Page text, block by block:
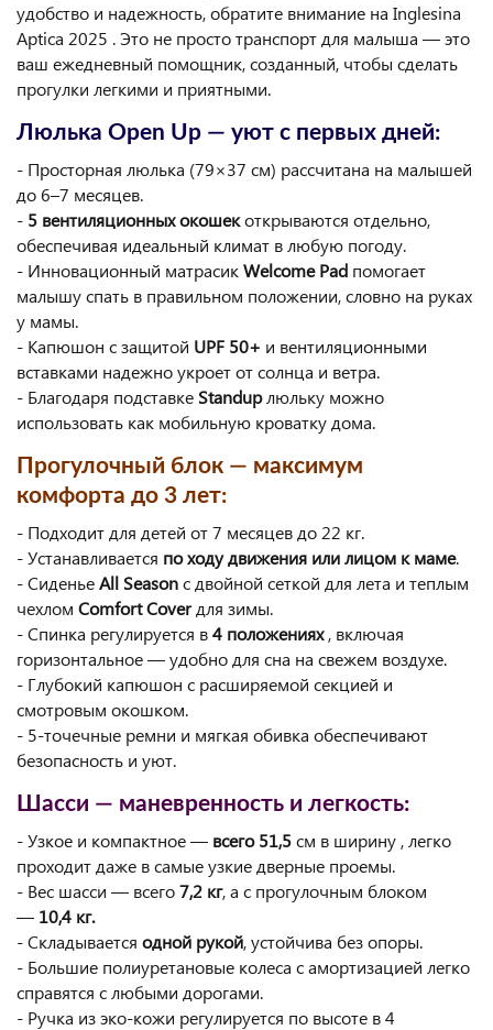
удобство и надежность, обратите внимание на Inglesina
Aptica 2025 . Это не просто транспорт для малыша — это
ваш ежедневный помощник, созданный, чтобы сделать
прогулки легкими и приятными.
Люлька Open Up — уют с первых дней:
- Просторная люлька (79×37 см) рассчитана на малышей
до 6–7 месяцев.
- 5 вентиляционных окошекоткрываются отдельно,
обеспечивая идеальный климат в любую погоду.
- Инновационный матрасикWelcome Pad помогает
малышу спать в правильном положении, словно на руках
у мамы.
- Капюшон с защитой UPF 50+ и вентиляционными
вставками надежно укроет от солнца и ветра.
- Благодаря подставке Standupлюльку можно
использовать как мобильную кроватку дома.
Прогулочный блок — максимум
комфорта до 3 лет:
- Подходит для детей от 7 месяцев до 22 кг.
- Устанавливается по ходу движения или лицом к маме.
- СиденьеAll Seasonс двойной сеткой для лета и теплым
чехлом Comfort Coverдля зимы.
- Спинка регулируется в4 положениях, включая
горизонтальное — удобно для сна на свежем воздухе.
- Глубокий капюшон с расширяемой секцией и
смотровым окошком.
- 5-точечные ремни и мягкая обивка обеспечивают
безопасность и уют.
Шасси — маневренность и легкость:
- Узкое и компактное — всего 51,5см в ширину , легко
проходит даже в самые узкие дверные проемы.
- Вес шасси — всего7,2 кг, а с прогулочным блоком
— 10,4 кг.
- Складывается одной рукой, устойчива без опоры.
- Большие полиуретановые колеса с амортизацией легко
справятся с любыми дорогами.
- Ручка из эко-кожи регулируется по высоте в 4